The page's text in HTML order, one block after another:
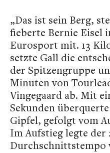
„Das ist sein Berg,
fieberte Bernie Eisel
Eurosport mit. 13
setzte Gall die
der Spitzengruppe
Minuten von
Vingegaard ab. Mit
Sekunden
Gipfel, gefolgt vom
Im Aufstieg legte der
Durchschnittstempo